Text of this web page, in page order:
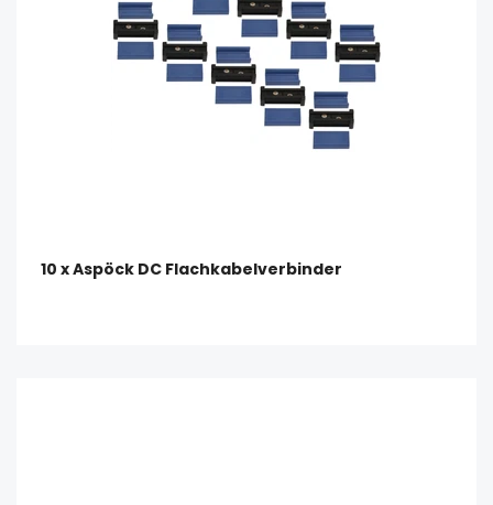
10 x Aspöck DC Flachkabelverbinder